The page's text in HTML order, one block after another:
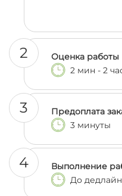
2
Оценка работы
2 мин - 2
3
Предоплата
3 минуты
4
Выполнение
До